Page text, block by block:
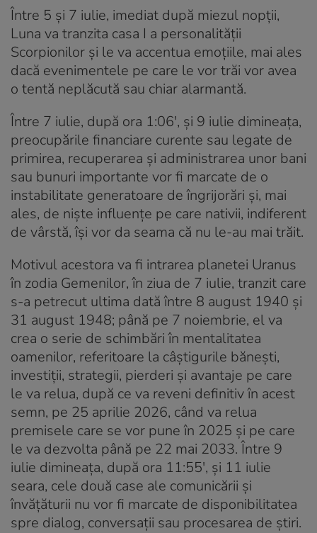
Între 5 și 7 iulie, imediat după miezul nopții,
Luna va tranzita casa I a personalității
Scorpionilor și le va accentua emoțiile, mai ales
dacă evenimentele pe care le vor trăi vor avea
o tentă neplăcută sau chiar alarmantă.
Între 7 iulie, după ora 1:06′, și 9 iulie dimineața,
preocupările financiare curente sau legate de
primirea, recuperarea și administrarea unor bani
sau bunuri importante vor fi marcate de o
instabilitate generatoare de îngrijorări și, mai
ales, de niște influențe pe care nativii, indiferent
de vârstă, își vor da seama că nu le-au mai trăit.
Motivul acestora va fi intrarea planetei Uranus
în zodia Gemenilor, în ziua de 7 iulie, tranzit care
s-a petrecut ultima dată între 8 august 1940 și
31 august 1948; până pe 7 noiembrie, el va
crea o serie de schimbări în mentalitatea
oamenilor, referitoare la câștigurile bănești,
investiții, strategii, pierderi și avantaje pe care
le va relua, după ce va reveni definitiv în acest
semn, pe 25 aprilie 2026, când va relua
premisele care se vor pune în 2025 și pe care
le va dezvolta până pe 22 mai 2033. Între 9
iulie dimineața, după ora 11:55′, și 11 iulie
seara, cele două case ale comunicării și
învățăturii nu vor fi marcate de disponibilitatea
spre dialog, conversații sau procesarea de știri.